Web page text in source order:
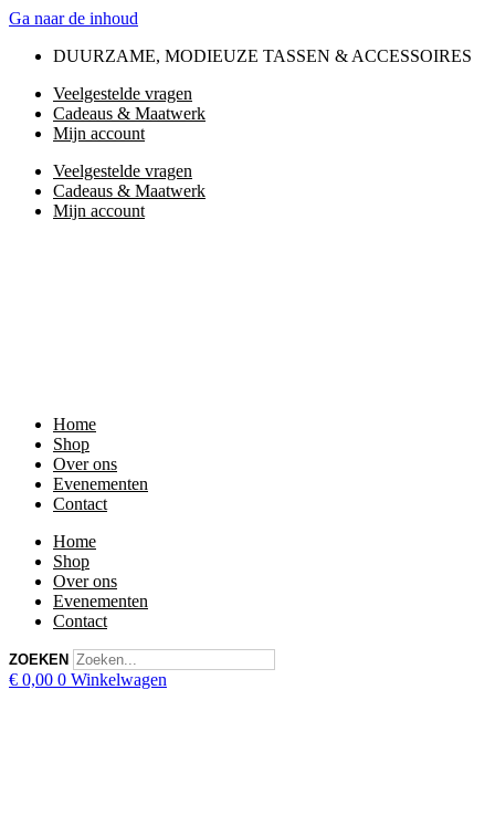
Ga naar de inhoud
DUURZAME, MODIEUZE TASSEN & ACCESSOIRES
Veelgestelde vragen
Cadeaus & Maatwerk
Mijn account
Veelgestelde vragen
Cadeaus & Maatwerk
Mijn account
Home
Shop
Over ons
Evenementen
Contact
Home
Shop
Over ons
Evenementen
Contact
ZOEKEN
€ 0,00 0 Winkelwagen